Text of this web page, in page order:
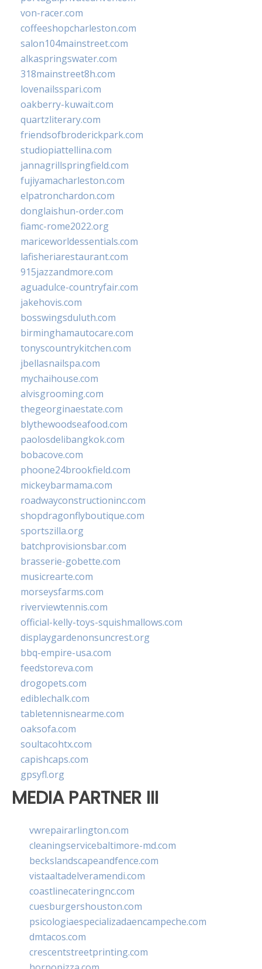
von-racer.com
coffeeshopcharleston.com
salon104mainstreet.com
alkaspringswater.com
318mainstreet8h.com
lovenailsspari.com
oakberry-kuwait.com
quartzliterary.com
friendsofbroderickpark.com
studiopiattellina.com
jannagrillspringfield.com
fujiyamacharleston.com
elpatronchardon.com
donglaishun-order.com
fiamc-rome2022.org
mariceworldessentials.com
lafisheriarestaurant.com
915jazzandmore.com
aguadulce-countryfair.com
jakehovis.com
bosswingsduluth.com
birminghamautocare.com
tonyscountrykitchen.com
jbellasnailspa.com
mychaihouse.com
alvisgrooming.com
thegeorginaestate.com
blythewoodseafood.com
paolosdelibangkok.com
bobacove.com
phoone24brookfield.com
mickeybarmama.com
roadwayconstructioninc.com
shopdragonflyboutique.com
sportszilla.org
batchprovisionsbar.com
brasserie-gobette.com
musicrearte.com
morseysfarms.com
riverviewtennis.com
official-kelly-toys-squishmallows.com
displaygardenonsuncrest.org
bbq-empire-usa.com
feedstoreva.com
drogopets.com
ediblechalk.com
tabletennisnearme.com
oaksofa.com
soultacohtx.com
capishcaps.com
gpsyfl.org
MEDIA PARTNER III
vwrepairarlington.com
cleaningservicebaltimore-md.com
beckslandscapeandfence.com
vistaaltadelveramendi.com
coastlinecateringnc.com
cuesburgershouston.com
psicologiaespecializadaencampeche.com
dmtacos.com
crescentstreetprinting.com